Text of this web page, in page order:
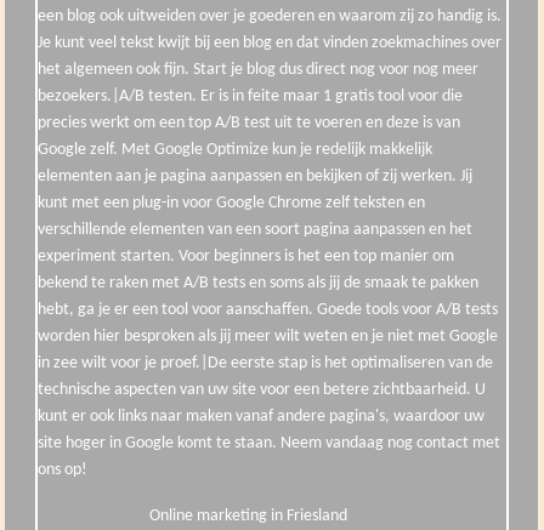
een blog ook uitweiden over je goederen en waarom zij zo handig is.
Je kunt veel tekst kwijt bij een blog en dat vinden zoekmachines over
het algemeen ook fijn. Start je blog dus direct nog voor nog meer
bezoekers.|A/B testen. Er is in feite maar 1 gratis tool voor die
precies werkt om een top A/B test uit te voeren en deze is van
Google zelf. Met Google Optimize kun je redelijk makkelijk
elementen aan je pagina aanpassen en bekijken of zij werken. Jij
kunt met een plug-in voor Google Chrome zelf teksten en
verschillende elementen van een soort pagina aanpassen en het
experiment starten. Voor beginners is het een top manier om
bekend te raken met A/B tests en soms als jij de smaak te pakken
hebt, ga je er een tool voor aanschaffen. Goede tools voor A/B tests
worden hier besproken als jij meer wilt weten en je niet met Google
in zee wilt voor je proef.|De eerste stap is het optimaliseren van de
technische aspecten van uw site voor een betere zichtbaarheid. U
kunt er ook links naar maken vanaf andere pagina's, waardoor uw
site hoger in Google komt te staan. Neem vandaag nog contact met
ons op!
Online marketing in Friesland